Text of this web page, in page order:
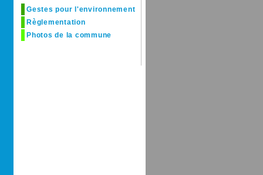
Gestes pour l'environnement
Règlementation
Photos de la commune